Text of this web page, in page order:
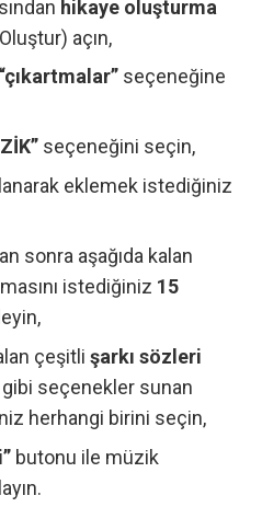
hikaye oluşturma
açın,
“çıkartmalar” seçeneğine
seçeneğini seçin,
eklemek istediğiniz
sonra aşağıda kalan
istediğiniz 15
çeşitli şarkı sözleri
gibi seçenekler sunan
herhangi birini seçin,
butonu ile müzik